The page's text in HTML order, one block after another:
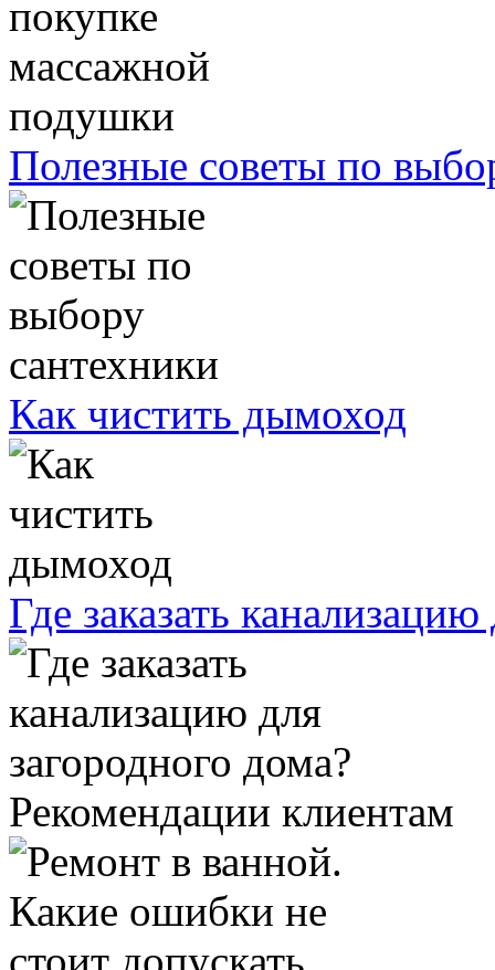
Полезные советы по
Как чистить дымоход
Где заказать
Рекомендации клиентам